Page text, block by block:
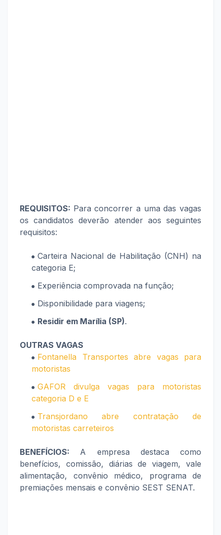
REQUISITOS: Para concorrer a uma das vagas
os candidatos deverão atender aos seguintes
requisitos:
Carteira Nacional de Habilitação (CNH) na
categoria E;
Experiência comprovada na função;
Disponibilidade para viagens;
Residir em Marília (SP).
OUTRAS VAGAS
Fontanella Transportes abre vagas para
motoristas
GAFOR divulga vagas para motoristas
categoria D e E
Transjordano abre contratação de
motoristas carreteiros
BENEFÍCIOS: A empresa destaca como
benefícios, comissão, diárias de viagem, vale
alimentação, convênio médico, programa de
premiações mensais e convênio SEST SENAT.